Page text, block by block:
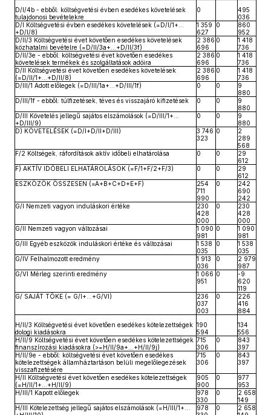
D/I/4b - ebből: költségvetési évben esedékes követelések
tulajdonosi bevételekre
0
495
036
D/I Költségvetési évben esedékes követelések (=D/I/1+…
+D/I/8)
1 359
627
0
860
952
D/II/3 Költségvetési évet követően esedékes követelések
közhatalmi bevételre (=D/II/3a+…+D/II/3f)
2 386
696
0
1 418
736
D/II/3e - ebből: költségvetési évet követően esedékes
követelések termékek és szolgáltatások adóira
2 386
696
0
1 418
736
D/II Költségvetési évet követően esedékes követelések
(=D/II/1+…+D/II/8)
2 386
696
0
1 418
736
D/III/1 Adott előlegek (=D/III/1a+…+D/III/1f)
0 0
9
880
D/III/1f - ebből: túlfizetések, téves és visszajáró kifizetések
0 0
9
880
D/III Követelés jellegű sajátos elszámolások (=D/III/1+…
+D/III/9)
0 0
9
880
D) KÖVETELÉSEK (=D/I+D/II+D/III)
3 746
323
0
2
289
568
F/2 Költségek, ráfordítások aktív időbeli elhatárolása
0 0
29
612
F) AKTÍV IDŐBELI ELHATÁROLÁSOK (=F/1+F/2+F/3)
0 0
29
612
ESZKÖZÖK ÖSSZESEN (=A+B+C+D+E+F)
254
711
990
0
242
690
242
G/I Nemzeti vagyon induláskori értéke
230
428
000
0
230
428
000
G/II Nemzeti vagyon változásai
1 090
981
0
1 090
981
G/III Egyéb eszközök induláskori értéke és változásai
1 538
035
0
1 538
035
G/IV Felhalmozott eredmény
1 913
036
0
2 979
987
G/VI Mérleg szerinti eredmény
1 066
951
0
-9
620
119
G/ SAJÁT TŐKE (= G/I+…+G/VI)
236
037
003
0
226
416
884
H/II/3 Költségvetési évet követően esedékes kötelezettségek
dologi kiadásokra
190
594
134
556
H/II/9 Költségvetési évet követően esedékes kötelezettségek
finanszírozási kiadásokra (>=H/II/9a+…+H/II/9j)
715
306
0
843
397
H/II/9e - ebből: költségvetési évet követően esedékes
kötelezettségek államháztartáson belüli megelőlegezések
visszafizetésére
715
306
0
843
397
H/II Költségvetési évet követően esedékes kötelezettségek
(=H/II/1+…+H/II/9)
905
900
0
977
953
H/III/1 Kapott előlegek
978
330
0
2 658
149
H/III Kötelezettség jellegű sajátos elszámolások (=H/III/1+…
978
0
2 658